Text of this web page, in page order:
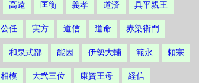
高遠 匡衡 義孝 道済 具平親王
公任 実方 道信 道命 赤染衛門
和泉式部 能因 伊勢大輔 範永 頼宗
相模 大弐三位 康資王母 経信